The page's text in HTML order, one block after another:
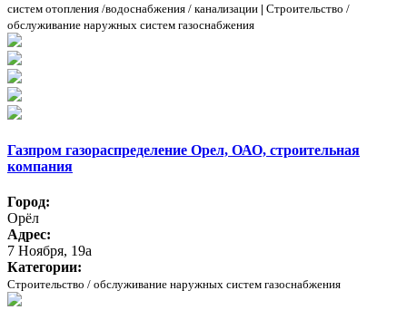
систем отопления /водоснабжения / канализации | Строительство /
обслуживание наружных систем газоснабжения
Газпром газораспределение Орел, ОАО, строительная
компания
Город:
Орёл
Адрес:
7 Ноября, 19а
Категории:
Строительство / обслуживание наружных систем газоснабжения